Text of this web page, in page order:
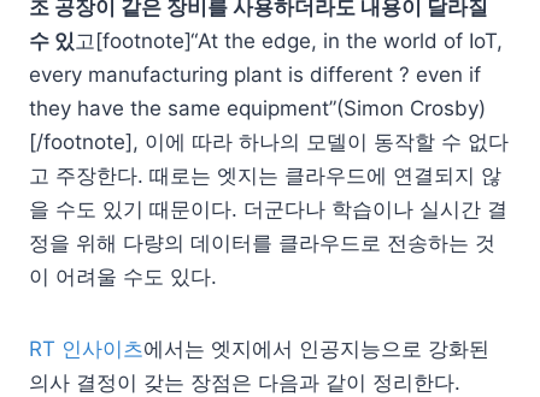
조 공장이 같은 장비를 사용하더라도 내용이 달라질
수 있고[footnote]“At the edge, in the world of IoT,
every manufacturing plant is different ? even if
they have the same equipment”(Simon Crosby)
[/footnote], 이에 따라 하나의 모델이 동작할 수 없다
고 주장한다. 때로는 엣지는 클라우드에 연결되지 않
을 수도 있기 때문이다. 더군다나 학습이나 실시간 결
정을 위해 다량의 데이터를 클라우드로 전송하는 것
이 어려울 수도 있다.
RT 인사이츠에서는 엣지에서 인공지능으로 강화된
의사 결정이 갖는 장점은 다음과 같이 정리한다.